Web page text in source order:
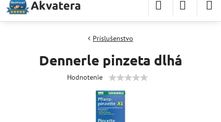
Príslušenstvo
Dennerle pinzeta dlhá
Hodnotenie